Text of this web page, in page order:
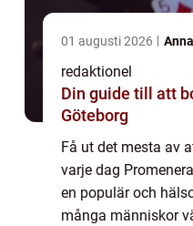
01 augusti 2026
redaktionel
Din guide till att
Göteborg
Få ut det mesta av
varje dag
en populär och
många människor